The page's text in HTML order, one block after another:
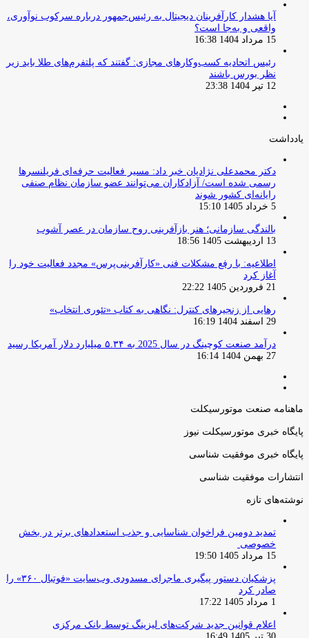
آیا هشدار کارآفرینان دیجیتال به رئیس‌جمهور درباره سرکوب نوآوری،
واقعی و به‌جا است؟
15 مرداد 1404 16:38
‏رئیس اتحادیه کسب‌وکارهای مجازی: گفتند که پلتفرم‌های طلا باید زیر
نظر بورس باشند
12 تیر 1404 23:38
یادداشت
دکتر محمدعلی نژادیان خبر داد: مسیر فعالیت حرفه‌ای فریلنسرها
رسمی شده است/ آزادکاران می‌توانند عضو سازمان نظام صنفی
رایانه‌ای کشور شوند
5 خرداد 1405 15:10
بالندگی سازمانی؛ هنر بازآفرینی روح سازمان در عصر آشوب
13 اردیبهشت 1405 18:56
اطلاعیه: با رفع مشکلات فنی «کارآفرینی‌پرس» مجدد فعالیت خود را
آغاز کرد
21 فروردین 1405 22:22
رهایی از زنجیرهای کنترل: نگاهی به کتاب «تئوری انتخاب»
29 اسفند 1404 16:19
درآمد صنعت کوچینگ در سال 2025 به ۵.۳۴ میلیارد دلار آمریکا رسید
27 بهمن 1404 16:14
ماهنامه صنعت موتورسیکلت
پایگاه خبری موتورسیکلت نیوز
پایگاه خبری موفقیت شناسی
انتشارات موفقیت شناسی
نوشته‌های تازه
تمدید دومین فراخوان شناسایی و جذب استعدادهای برتر در بخش
خصوصی
15 مرداد 1405 19:50
پزشکیان دستور پیگیری ماجرای مسدودی وب‌سایت «فوتبال ۳۶۰» را
صادر کرد
1 مرداد 1405 17:22
اعلام قوانین جدید شرکت‌های لیزینگ توسط بانک مرکزی